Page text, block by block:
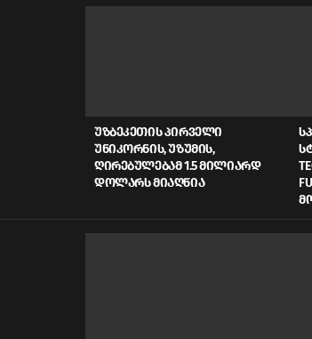
ᲣᲖᲑᲔᲙᲔᲗᲘᲡ ᲞᲘᲠᲕᲔᲚᲘ
ᲣᲜᲘᲙᲝᲠᲜᲘᲡ, ᲣᲖᲣᲛᲘᲡ,
ᲦᲘᲠᲔᲑᲣᲚᲔᲑᲐᲛ 1.5 ᲛᲘᲚᲘᲐᲠᲓ
ᲓᲝᲚᲐᲠᲡ ᲛᲘᲐᲦᲬᲘᲐ